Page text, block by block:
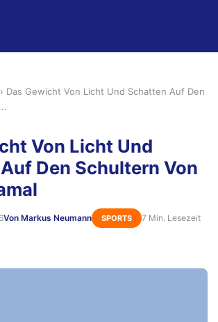
› Das Gewicht Von Licht Und Schatten Auf Den
Von Licht Und
Den Schultern Von
Von Markus Neumann SPORTS 7 Min. Lesezeit